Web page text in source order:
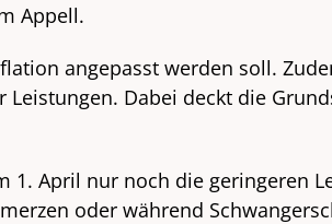
Appell.
angepasst werden soll.
Dabei deckt die
1. April nur noch die geringeren
oder während